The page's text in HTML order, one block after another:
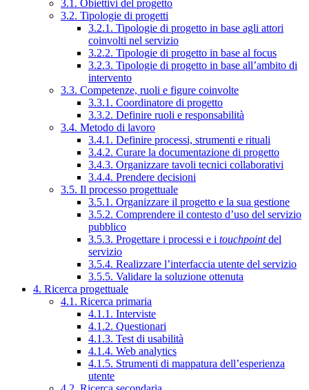
3.1. Obiettivi del progetto
3.2. Tipologie di progetti
3.2.1. Tipologie di progetto in base agli attori
coinvolti nel servizio
3.2.2. Tipologie di progetto in base al focus
3.2.3. Tipologie di progetto in base all’ambito di
intervento
3.3. Competenze, ruoli e figure coinvolte
3.3.1. Coordinatore di progetto
3.3.2. Definire ruoli e responsabilità
3.4. Metodo di lavoro
3.4.1. Definire processi, strumenti e rituali
3.4.2. Curare la documentazione di progetto
3.4.3. Organizzare tavoli tecnici collaborativi
3.4.4. Prendere decisioni
3.5. Il processo progettuale
3.5.1. Organizzare il progetto e la sua gestione
3.5.2. Comprendere il contesto d’uso del servizio
pubblico
3.5.3. Progettare i processi e i touchpointdel
servizio
3.5.4. Realizzare l’interfaccia utente del servizio
3.5.5. Validare la soluzione ottenuta
4. Ricerca progettuale
4.1. Ricerca primaria
4.1.1. Interviste
4.1.2. Questionari
4.1.3. Test di usabilità
4.1.4. Web analytics
4.1.5. Strumenti di mappatura dell’esperienza
utente